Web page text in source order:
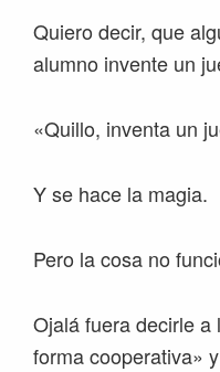
Quiero decir, que
alumno invente un
«Quillo, inventa un
Y se hace la magia.
Pero la cosa no
Ojalá fuera decirle
forma cooperativa»